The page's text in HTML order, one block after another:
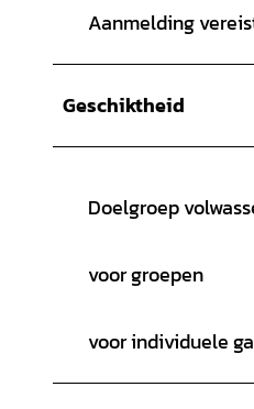
Aanmelding
Geschiktheid
Doelgroep
voor groepen
voor individuele